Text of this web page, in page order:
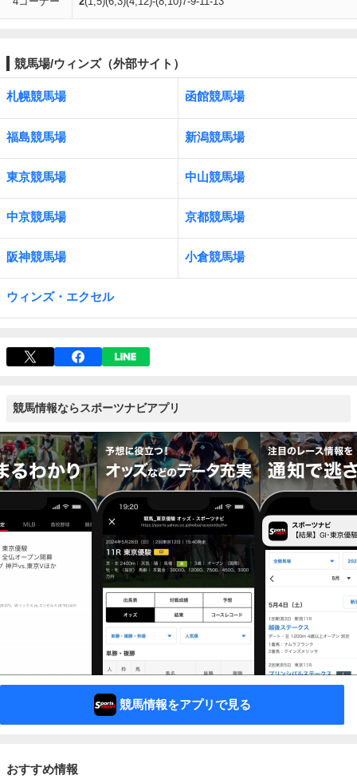
競馬場/ウィンズ（外部サイト）
札幌競馬場 函館競馬場
福島競馬場 新潟競馬場
東京競馬場 中山競馬場
中京競馬場 京都競馬場
阪神競馬場 小倉競馬場
ウィンズ・エクセル
競馬情報ならスポーツナビアプリ
競馬情報をアプリで見る
おすすめ情報